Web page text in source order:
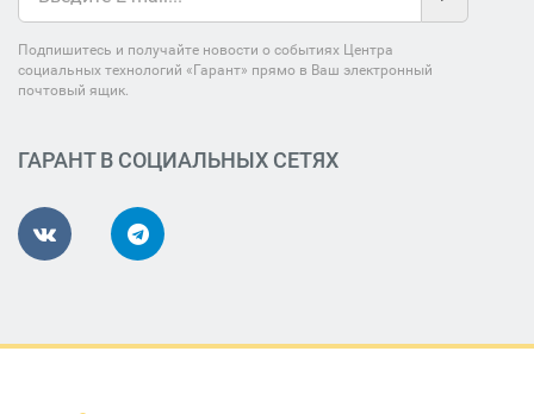
Подпишитесь и получайте новости о событиях Центра
социальных технологий «Гарант» прямо в Ваш электронный
почтовый ящик.
ГАРАНТ В СОЦИАЛЬНЫХ СЕТЯХ